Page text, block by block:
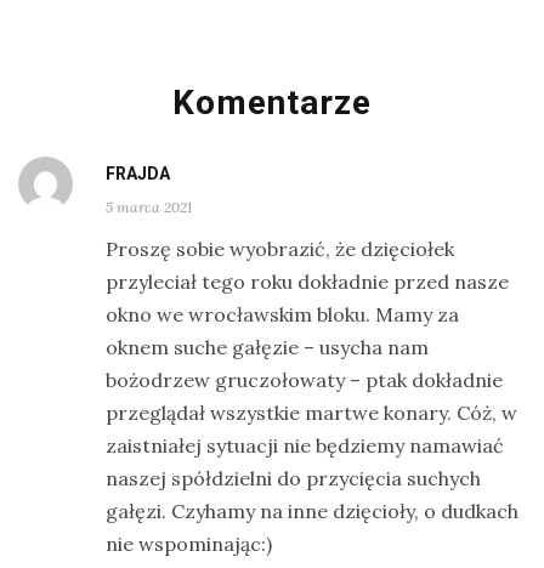
Komentarze
FRAJDA
5 marca 2021
Proszę sobie wyobrazić, że dzięciołek
przyleciał tego roku dokładnie przed nasze
okno we wrocławskim bloku. Mamy za
oknem suche gałęzie – usycha nam
bożodrzew gruczołowaty – ptak dokładnie
przeglądał wszystkie martwe konary. Cóż, w
zaistniałej sytuacji nie będziemy namawiać
naszej spółdzielni do przycięcia suchych
gałęzi. Czyhamy na inne dzięcioły, o dudkach
nie wspominając:)